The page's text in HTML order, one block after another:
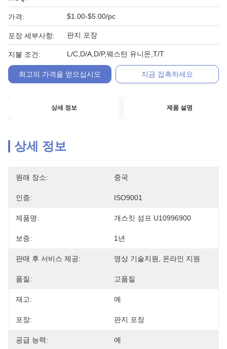
가격: $1.00-$5.00/pc
포장 세부사항: 판지 포장
지불 조건: L/C,D/A,D/P,웨스턴 유니온,T/T
최고의 가격을 얻으십시오 지금 접촉하세요
상세 정보 제품 설명
상세 정보
원래 장소: 중국
인증: ISO9001
제품명: 개스킷 섬프 U10996900
보증: 1년
판매 후 서비스 제공: 영상 기술지원, 온라인 지원
품질: 고품질
재고: 예
포장: 판지 포장
공급 능력: 예